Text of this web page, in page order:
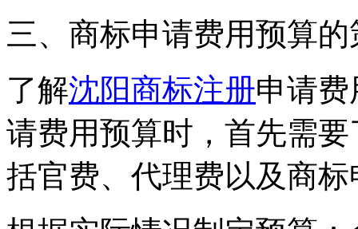
三、商标申请费用预算的
了解沈阳商标注册申请
请费用预算时，首先需
括官费、代理费以及商